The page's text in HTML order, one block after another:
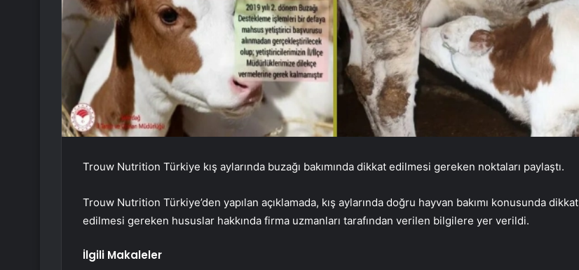
Trouw Nutrition Türkiye kış aylarında buzağı bakımında dikkat edilmesi gereken noktaları paylaştı.
Trouw Nutrition Türkiye’den yapılan açıklamada, kış aylarında doğru hayvan bakımı konusunda dikkat
edilmesi gereken hususlar hakkında firma uzmanları tarafından verilen bilgilere yer verildi.
İlgili Makaleler